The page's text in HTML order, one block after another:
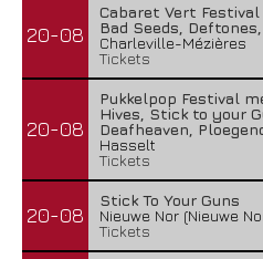
20-08
Cabaret Vert
Bad Seeds,
Charleville-Mézières
Tickets
20-08
Pukkelpop Festival
Hives, Stick to your
Deafheaven,
Hasselt
Tickets
20-08
Stick To Your Guns
Nieuwe Nor (Nieuwe
Tickets